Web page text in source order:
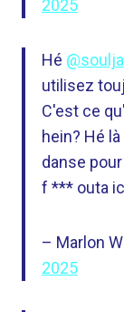
2025
Hé
utilisez
C'est ce
hein? Hé
danse
f *** outa
– Marlon
2025